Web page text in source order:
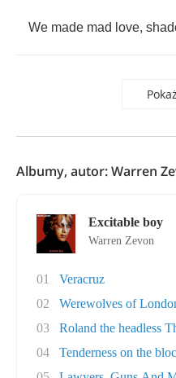
We made mad love,
Albumy, autor: Warren
Excitable boy
Warren Zevon
01
Veracruz
02
Werewolves of
03
Roland the headless
04
Tenderness on the